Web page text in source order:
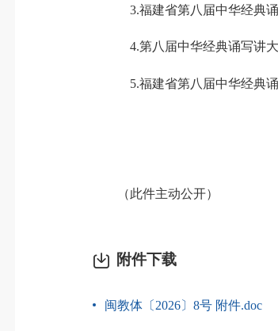
3.福建省第八届中华经典诵
4.第八届中华经典诵写讲大
5.福建省第八届中华经典诵
（此件主动公开）
附件下载
闽教体〔2026〕8号 附件.doc